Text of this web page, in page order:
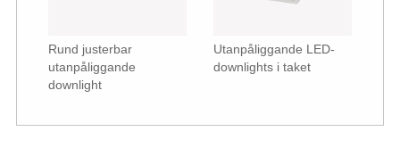
Rund justerbar
utanpåliggande
downlight
Utanpåliggande LED-
downlights i taket